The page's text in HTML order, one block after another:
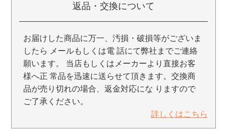
返品・交換について
お届けした商品に万一、汚損・破損等がございま
したら メールもしくは電 話にて弊社までご連絡
願います。 当店もしくはメーカーより直接お客
様へ正 常品を迅速に送らせて頂きます。交換商
品が売り切れの場合、返金対応にな りますので
ご了承ください。
詳しくはこちら